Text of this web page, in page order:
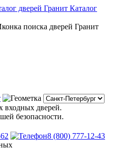
Каталог
входных дверей.
безопасности.
8 (800) 777-12-43